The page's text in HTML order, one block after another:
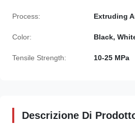
Process: Extruding
Color: Black,
Tensile Strength: 10-25 MPa
Descrizione Di